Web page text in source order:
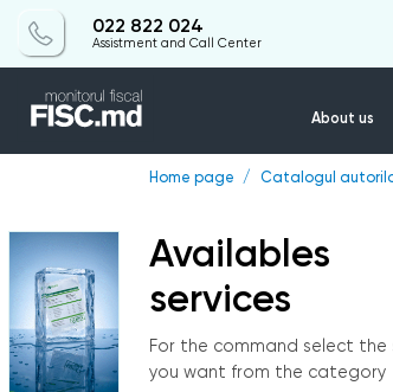
022 822 024
Assistment and Call Center
About us
Home page Catalogul
Availables
services
For the command select the
you want from the category